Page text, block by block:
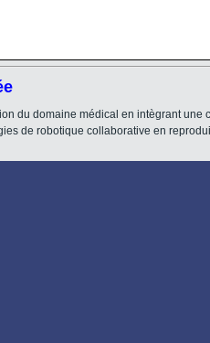
du domaine médical en intègrant une
de robotique collaborative en